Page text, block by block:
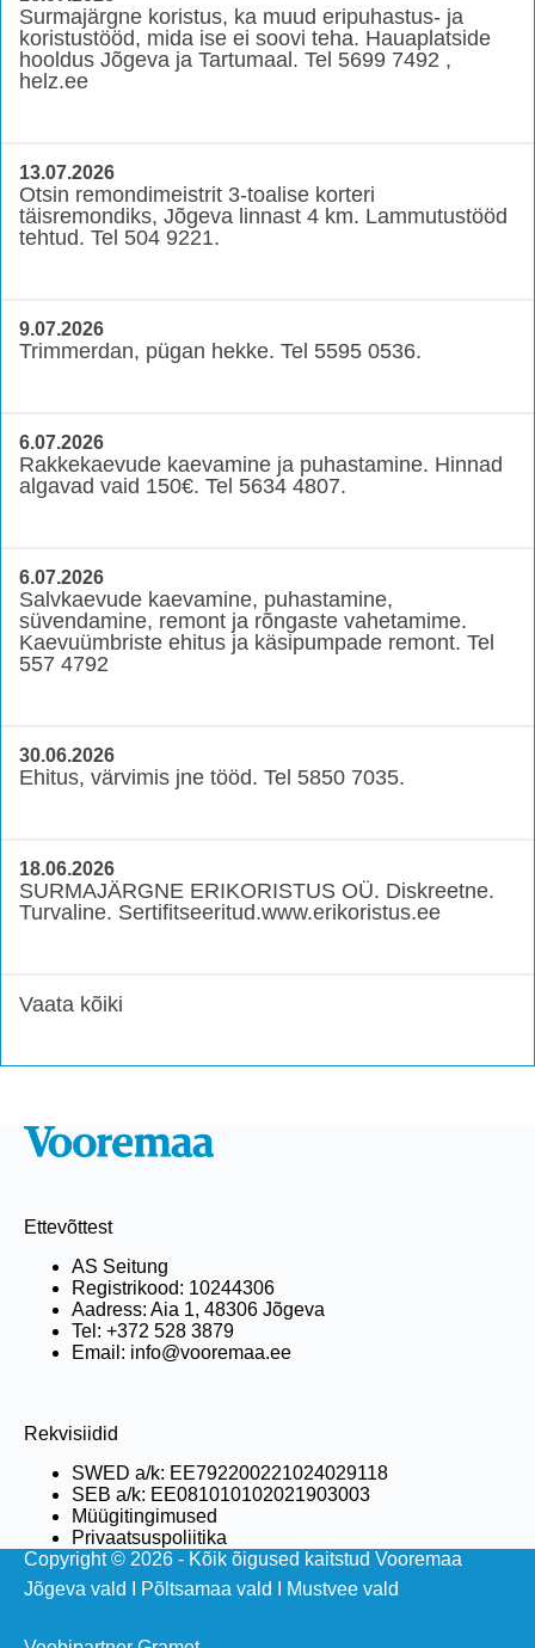
Surmajärgne koristus, ka muud eripuhastus- ja
koristustööd, mida ise ei soovi teha. Hauaplatside
hooldus Jõgeva ja Tartumaal. Tel 5699 7492 ,
helz.ee
13.07.2026
Otsin remondimeistrit 3-toalise korteri
täisremondiks, Jõgeva linnast 4 km. Lammutustööd
tehtud. Tel 504 9221.
9.07.2026
Trimmerdan, pügan hekke. Tel 5595 0536.
6.07.2026
Rakkekaevude kaevamine ja puhastamine. Hinnad
algavad vaid 150€. Tel 5634 4807.
6.07.2026
Salvkaevude kaevamine, puhastamine,
süvendamine, remont ja rõngaste vahetamime.
Kaevuümbriste ehitus ja käsipumpade remont. Tel
557 4792
30.06.2026
Ehitus, värvimis jne tööd. Tel 5850 7035.
18.06.2026
SURMAJÄRGNE ERIKORISTUS OÜ. Diskreetne.
Turvaline. Sertifitseeritud.www.erikoristus.ee
Vaata kõiki
Ettevõttest
AS Seitung
Registrikood: 10244306
Aadress: Aia 1, 48306 Jõgeva
Tel: +372 528 3879
Email: info@vooremaa.ee
Rekvisiidid
SWED a/k: EE792200221024029118
SEB a/k: EE081010102021903003
Müügitingimused
Privaatsuspoliitika
Copyright © 2026 - Kõik õigused kaitstud Vooremaa
Jõgeva vald
Põltsamaa vald Mustvee vald